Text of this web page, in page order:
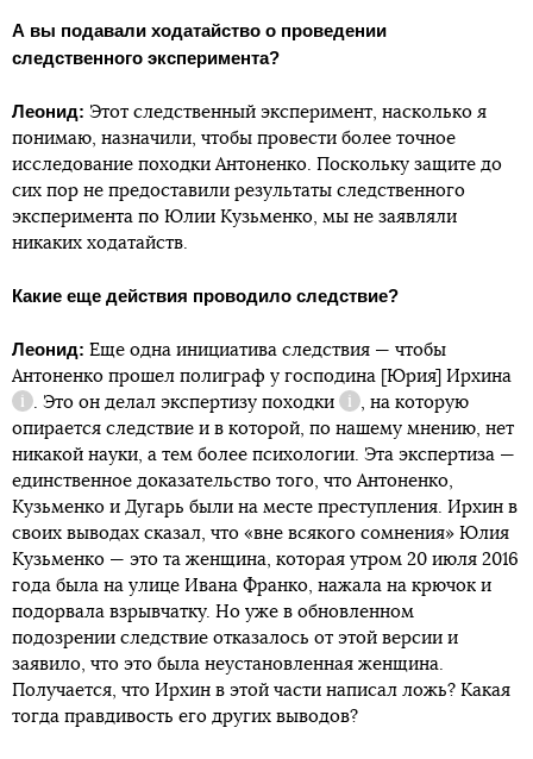
А вы подавали ходатайство о проведении
следственного эксперимента?
Леонид: Этот следственный эксперимент, насколько я
понимаю, назначили, чтобы провести более точное
исследование походки Антоненко. Поскольку защите до
сих пор не предоставили результаты следственного
эксперимента по Юлии Кузьменко, мы не заявляли
никаких ходатайств.
Какие еще действия проводило следствие?
Леонид: Еще одна инициатива следствия — чтобы
Антоненко прошел полиграф у господина [Юрия] Ирхина
Справка
. Это он делал экспертизу походки
Справка
, на которую
опирается следствие и в которой, по нашему мнению, нет
никакой науки, а тем более психологии. Эта экспертиза —
единственное доказательство того, что Антоненко,
Кузьменко и Дугарь были на месте преступления. Ирхин в
своих выводах сказал, что «вне всякого сомнения» Юлия
Кузьменко — это та женщина, которая утром 20 июля 2016
года была на улице Ивана Франко, нажала на крючок и
подорвала взрывчатку. Но уже в обновленном
подозрении следствие отказалось от этой версии и
заявило, что это была неустановленная женщина.
Получается, что Ирхин в этой части написал ложь? Какая
тогда правдивость его других выводов?